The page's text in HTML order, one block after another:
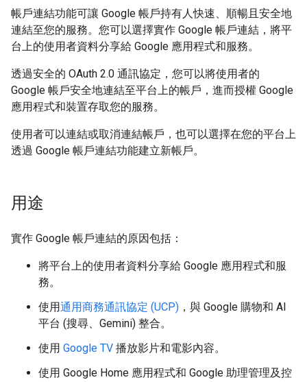
帳戶連結功能可讓 Google 帳戶持有人快速、順暢且安全地
連結至您的服務。您可以選擇實作 Google 帳戶連結，將平
台上的使用者資料分享給 Google 應用程式和服務。
透過安全的 OAuth 2.0 通訊協定，您可以將使用者的
Google 帳戶安全地連結至平台上的帳戶，進而授權 Google
應用程式和裝置存取您的服務。
使用者可以連結或取消連結帳戶，也可以選擇在您的平台上
透過 Google 帳戶連結功能建立新帳戶。
用途
實作 Google 帳戶連結的原因包括：
將平台上的使用者資料分享給 Google 應用程式和服
務。
使用通用商務通訊協定 (UCP) ，與 Google 購物和 AI
平台 (搜尋、Gemini) 整合。
使用 Google TV 播放影片和電影內容。
使用 Google Home 應用程式和 Google 助理管理及控